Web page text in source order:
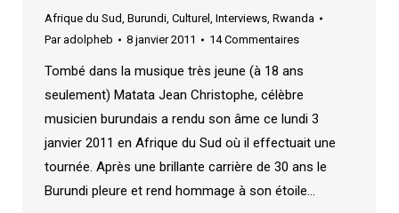
Afrique du Sud, Burundi, Culturel , Interviews, Rwanda
Paradolpheb 8 janvier 2011 14 Commentaires
Tombé dans la musique très jeune (à 18 ans
seulement) Matata Jean Christophe, célèbre
musicien burundais a rendu son âme ce lundi 3
janvier 2011 en Afrique du Sud où il effectuait une
tournée. Après une brillante carrière de 30 ans le
Burundi pleure et rend hommage à son étoile…